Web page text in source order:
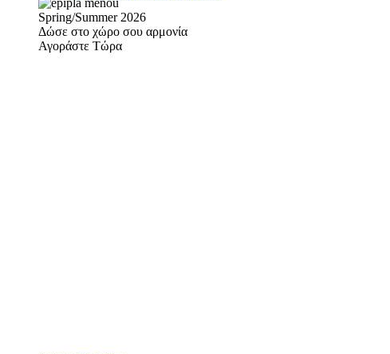
Spring/Summer 2026
Δώσε στο χώρο σου αρμονία
Αγοράστε Τώρα